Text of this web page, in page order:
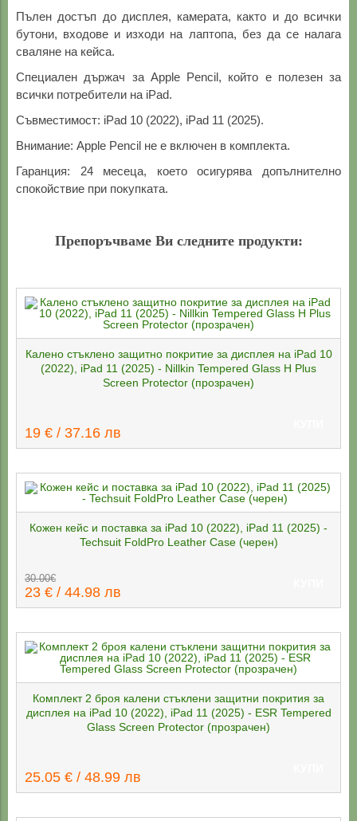
Пълен достъп до дисплея, камерата, както и до всички
бутони, входове и изходи на лаптопа, без да се налага
сваляне на кейса.
Специален държач за Apple Pencil, който е полезен за
всички потребители на iPad.
Съвместимост: iPad 10 (2022), iPad 11 (2025).
Внимание: Apple Pencil не е включен в комплекта.
Гаранция: 24 месеца, което осигурява допълнително
спокойствие при покупката.
Препоръчваме Ви следните продукти:
Калено стъклено защитно покритие за дисплея на iPad 10
(2022), iPad 11 (2025) - Nillkin Tempered Glass H Plus
Screen Protector (прозрачен)
19 € / 37.16 лв
Кожен кейс и поставка за iPad 10 (2022), iPad 11 (2025) -
Techsuit FoldPro Leather Case (черен)
30.00€
23 € / 44.98 лв
Комплект 2 броя калени стъклени защитни покрития за
дисплея на iPad 10 (2022), iPad 11 (2025) - ESR Tempered
Glass Screen Protector (прозрачен)
25.05 € / 48.99 лв